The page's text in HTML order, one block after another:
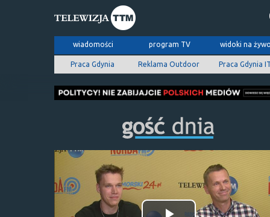
wiadomości program TV widoki na
Praca Gdynia Reklama Outdoor Praca Gdynia